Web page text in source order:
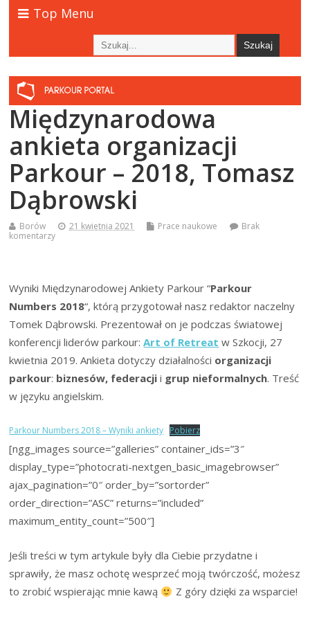
Top Menu
Międzynarodowa
ankieta organizacji
Parkour – 2018, Tomasz
Dąbrowski
Borów 21 kwietnia 2021 Prace naukowe
Brak
komentarzy
Wyniki Międzynarodowej Ankiety Parkour “Parkour
Numbers 2018“, którą przygotował nasz redaktor naczelny
Tomek Dąbrowski. Prezentował on je podczas światowej
konferencji liderów parkour:Art of Retreat w Szkocji, 27
kwietnia 2019. Ankieta dotyczy działalności organizacji
parkour: biznesów, federacjii grup nieformalnych. Treść
w języku angielskim.
Parkour Numbers 2018 – Wyniki ankiety Pobierz
[ngg_images source=”galleries” container_ids=”3″
display_type=”photocrati-nextgen_basic_imagebrowser”
ajax_pagination=”0″ order_by=”sortorder”
order_direction=”ASC” returns=”included”
maximum_entity_count=”500″]
Jeśli treści w tym artykule były dla Ciebie przydatne i
sprawiły, że masz ochotę wesprzeć moją twórczość, możesz
to zrobić wspierając mnie kawą
Z góry dzięki za wsparcie!